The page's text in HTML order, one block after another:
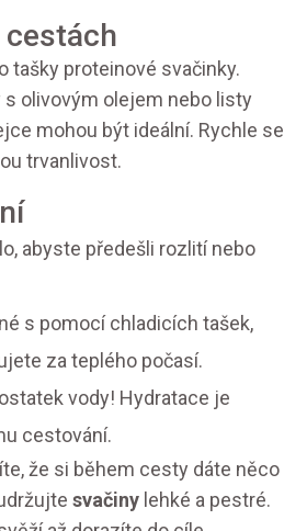
cestách
tašky proteinové svačinky.
s olivovým olejem nebo listy
mohou být ideální. Rychle se
trvanlivost.
abyste předešli rozlití nebo
s pomocí chladicích tašek,
za teplého počasí.
vody! Hydratace je
cestování.
že si během cesty dáte něco
svačiny lehké a pestré.